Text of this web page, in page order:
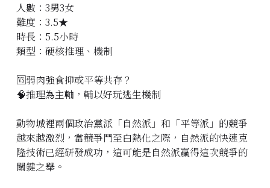
搜索
立即預約
人數：3男3女
難度：3.5★
時長：5.5小時
類型：硬核推理、機制
🆚弱肉強食抑或平等共存？
🧠推理為主軸，輔以好玩逃生機制
動物城裡兩個政治黨派「自然派」和「平等派」的競爭
越來越激烈，當競爭鬥至白熱化之際，自然派的快速克
隆技術已經研發成功，這可能是自然派贏得這次競爭的
關鍵之舉。